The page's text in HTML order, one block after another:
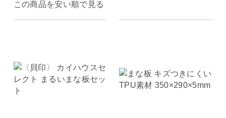
この商品を安い順で見る